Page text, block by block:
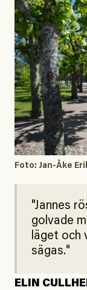
Foto: Jan-Åke
Jannes
golvade
läget och
sägas.
ELIN